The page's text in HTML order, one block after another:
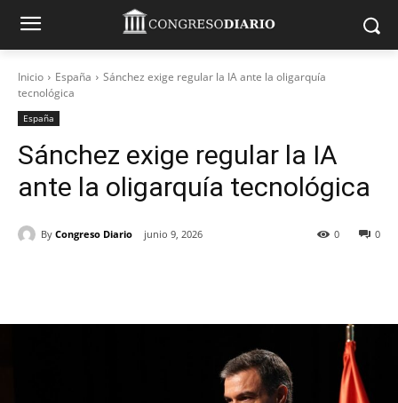
Inicio España
Sánchez exige regular la IA ante la oligarquía
tecnológica
España
Sánchez exige regular la IA
ante la oligarquía tecnológica
By Congreso Diario junio 9, 2026 0
0